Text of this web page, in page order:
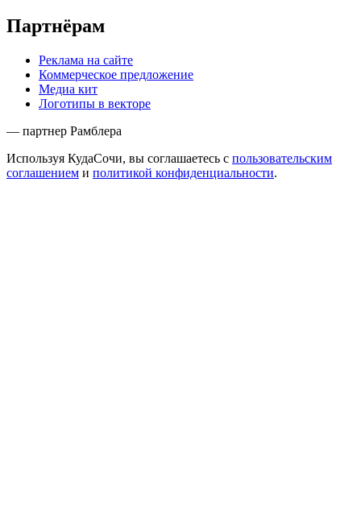
Партнёрам
Реклама на сайте
Коммерческое предложение
Медиа кит
Логотипы в векторе
— партнер Рамблера
Используя КудаСочи, вы соглашаетесь с пользовательским
соглашением и политикой конфиденциальности.